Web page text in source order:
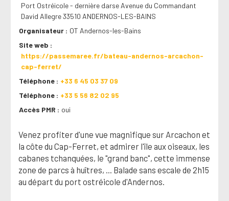
Port Ostréicole - dernière darse Avenue du Commandant
David Allegre 33510 ANDERNOS-LES-BAINS
Organisateur
OT Andernos-les-Bains
Site web
https://passemaree.fr/bateau-andernos-arcachon-
cap-ferret/
Téléphone
+33 6 45 03 37 09
Téléphone
+33 5 56 82 02 95
Accès PMR
oui
Venez profiter d'une vue magnifique sur Arcachon et
la côte du Cap-Ferret, et admirer l'île aux oiseaux, les
cabanes tchanquées, le "grand banc", cette immense
zone de parcs à huîtres, ... Balade sans escale de 2h15
au départ du port ostréicole d'Andernos.